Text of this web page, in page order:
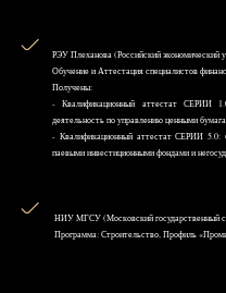
РЭУ Плеханова (Российский экономический
Обучение и Аттестация специалистов
Получены:
- Квалификационный аттестат СЕРИИ
деятельность по управлению ценными
- Квалификационный аттестат СЕРИИ 5.0:
паевыми инвестиционными фондами и
НИУ MГСУ (Московский государственный
Программа: Строительство, Профиль